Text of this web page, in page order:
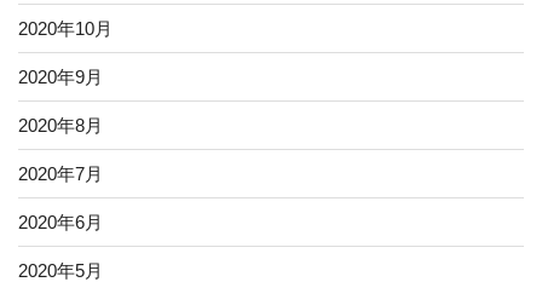
2020年10月
2020年9月
2020年8月
2020年7月
2020年6月
2020年5月